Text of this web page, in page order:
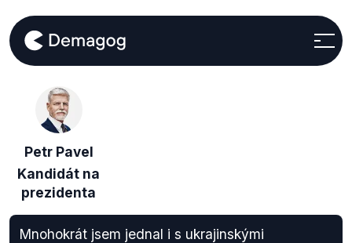
Petr Pavel
Kandidát na
prezidenta
Mnohokrát jsem jednal i s ukrajinskými